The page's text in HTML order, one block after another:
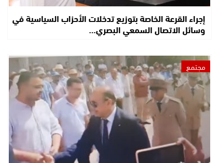
إجراء القرعة الخاصة بتوزيع تدخلات الأحزاب السياسية في
وسائل الاتصال السمعي البصري…
مجتمع